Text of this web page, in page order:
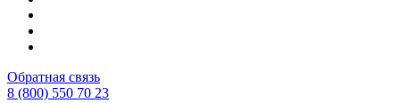
Обратная связь
8 (800) 550 70 23